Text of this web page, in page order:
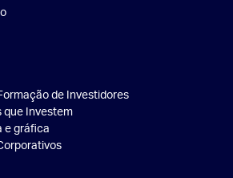
de Investidores
que Investem
e gráfica